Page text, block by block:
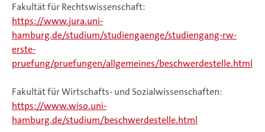
Fakultät für Rechtswissenschaft:
https://www.jura.uni-
hamburg.de/studium/studiengaenge/studiengang-rw-
erste-
pruefung/pruefungen/allgemeines/beschwerdestelle.html
Fakultät für Wirtschafts- und Sozialwissenschaften:
https://www.wiso.uni-
hamburg.de/studium/beschwerdestelle.html